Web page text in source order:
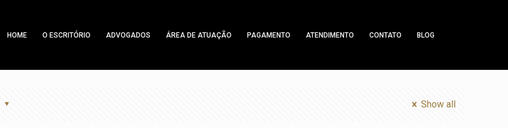
HOME O ESCRITÓRIO ADVOGADOS ÁREA DE ATUAÇÃO PAGAMENTO ATENDIMENTO CONTATO BLOG
Show all